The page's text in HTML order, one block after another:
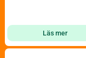
Läs mer